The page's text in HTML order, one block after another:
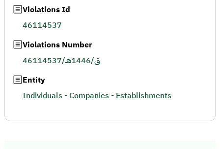
Violations Id
46114537
Violations Number
46114537/ق/1446هـ
Entity
Individuals - Companies - Establishments